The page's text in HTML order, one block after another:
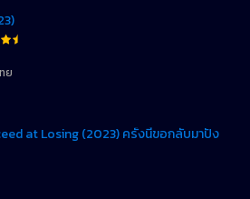
ย
at Losing (2023) ครั้งนี้ขอกลับมาปัง